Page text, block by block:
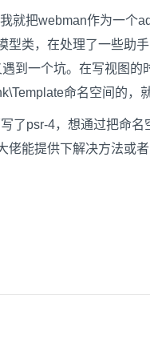
就把webman作为一个
型类，在处理了一些助
到一个坑。在写视图
命名空间的，
了psr-4，想通过把命
能提供下解决方法或者